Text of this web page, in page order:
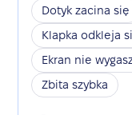
Dotyk zacina się
Klapka odkleja
Ekran nie
Zbita szybka